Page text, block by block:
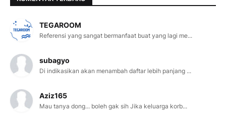
TEGAROOM
Referensi yang sangat bermanfaat buat yang lagi me...
subagyo
Di indikasikan akan menambah daftar lebih panjang ...
Aziz165
Mau tanya dong... boleh gak sih Jika keluarga korb...